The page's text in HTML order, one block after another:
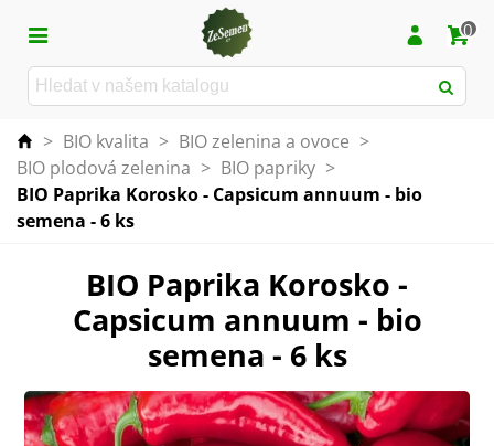
0
> BIO kvalita > BIO zelenina a ovoce >
BIO plodová zelenina > BIO papriky >
BIO Paprika Korosko - Capsicum annuum - bio
semena - 6 ks
BIO Paprika Korosko -
Capsicum annuum - bio
semena - 6 ks